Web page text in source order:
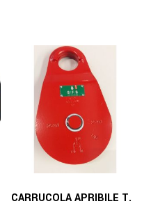
CARRUCOLA APRIBILE T.